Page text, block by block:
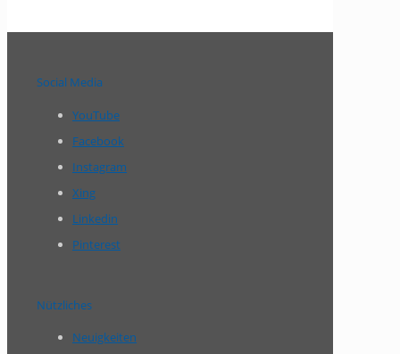
Social Media
YouTube
Facebook
Instagram
Xing
Linkedin
Pinterest
Nützliches
Neuigkeiten